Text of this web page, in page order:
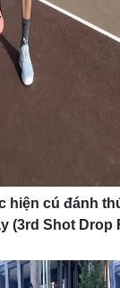
hiện cú đánh
(3rd Shot Drop